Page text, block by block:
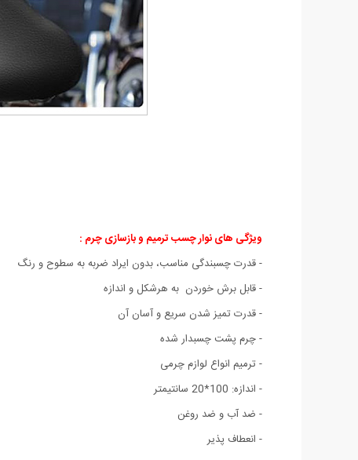
ویژگی های نوار چسب ترمیم و بازسازی چرم :
- قدرت چسبندگی مناسب، بدون ایراد ضربه به سطوح و رنگ
- قابل برش خوردن به هرشکل و اندازه
- قدرت تمیز شدن سریع و آسان آن
- چرم پشت چسبدار شده
- ترمیم انواع لوازم چرمی
- اندازه: 100*20 سانتیمتر
- ضد آب و ضد روغن
- انعطاف پذیر